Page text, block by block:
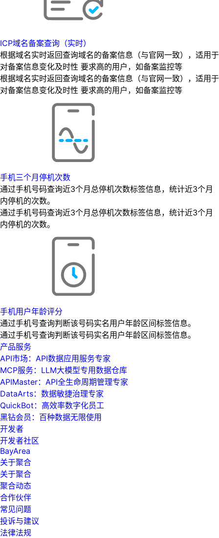
ICP域名备案查询（实时）
根据域名实时返回查询域名的备案信息（与官网一致），适用于
对备案信息变化及时性 要求高的用户，如备案监控等
根据域名实时返回查询域名的备案信息（与官网一致），适用于
对备案信息变化及时性 要求高的用户，如备案监控等
手机三个月停机次数
通过手机号码查询近3个月总停机次数标签信息，统计近3个月
内停机的次数。
通过手机号码查询近3个月总停机次数标签信息，统计近3个月
内停机的次数。
手机用户年龄评分
通过手机号查询判断该号码实名用户年龄区间标签信息。
通过手机号查询判断该号码实名用户年龄区间标签信息。
产品服务
API市场：API数据应用服务专家
MCP服务：LLM大模型专用数据仓库
APIMaster：API全生命周期管理专家
DataArts：数据敏捷治理专家
QuickBot：高效率数字化员工
黑钻会员：百种数据无限使用
开发者
开发者社区
BayArea
关于聚合
关于聚合
聚合动态
合作伙伴
常见问题
投诉与建议
法律法规